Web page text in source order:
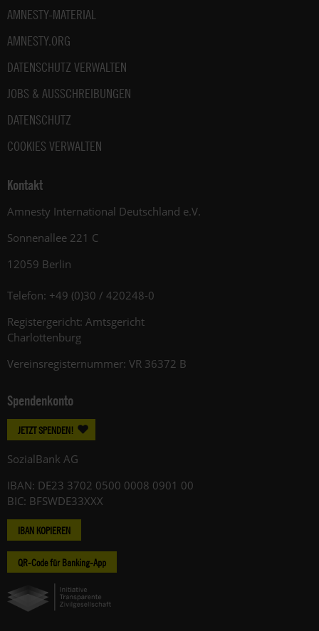
AMNESTY-MATERIAL
AMNESTY.ORG
DATENSCHUTZ VERWALTEN
JOBS & AUSSCHREIBUNGEN
DATENSCHUTZ
COOKIES VERWALTEN
Kontakt
Amnesty International Deutschland e.V.
Sonnenallee 221 C
12059 Berlin
Telefon: +49 (0)30 / 420248-0
Registergericht: Amtsgericht
Charlottenburg
Vereinsregisternummer: VR 36372 B
Spendenkonto
JETZT SPENDEN!
SozialBank AG
IBAN: DE23 3702 0500 0008 0901 00
BIC: BFSWDE33XXX
IBAN KOPIEREN
QR-Code für Banking-App